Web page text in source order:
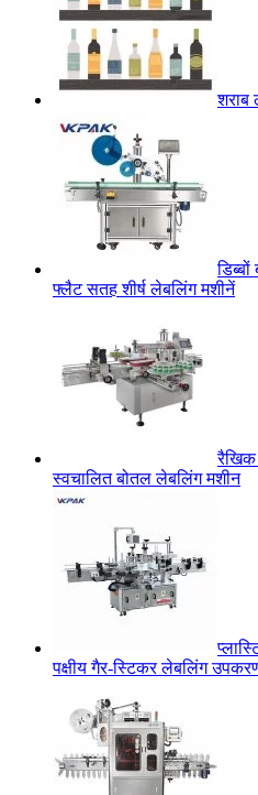
शराब
फ्लैट सतह शीर्ष लेबलिंग मशीनें
रैखिक
स्वचालित बोतल लेबलिंग मशीन
पक्षीय गैर-स्टिकर लेबलिंग